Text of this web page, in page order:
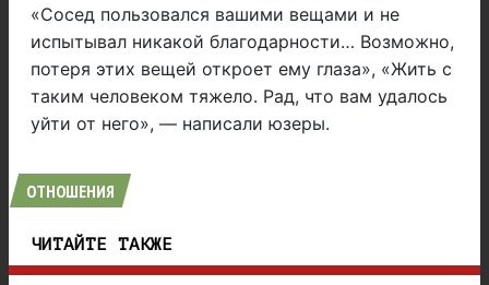
«Сосед пользовался вашими вещами и не
испытывал никакой благодарности… Возможно,
потеря этих вещей откроет ему глаза», «Жить с
таким человеком тяжело. Рад, что вам удалось
уйти от него», — написали юзеры.
ОТНОШЕНИЯ
ЧИТАЙТЕ ТАКЖЕ